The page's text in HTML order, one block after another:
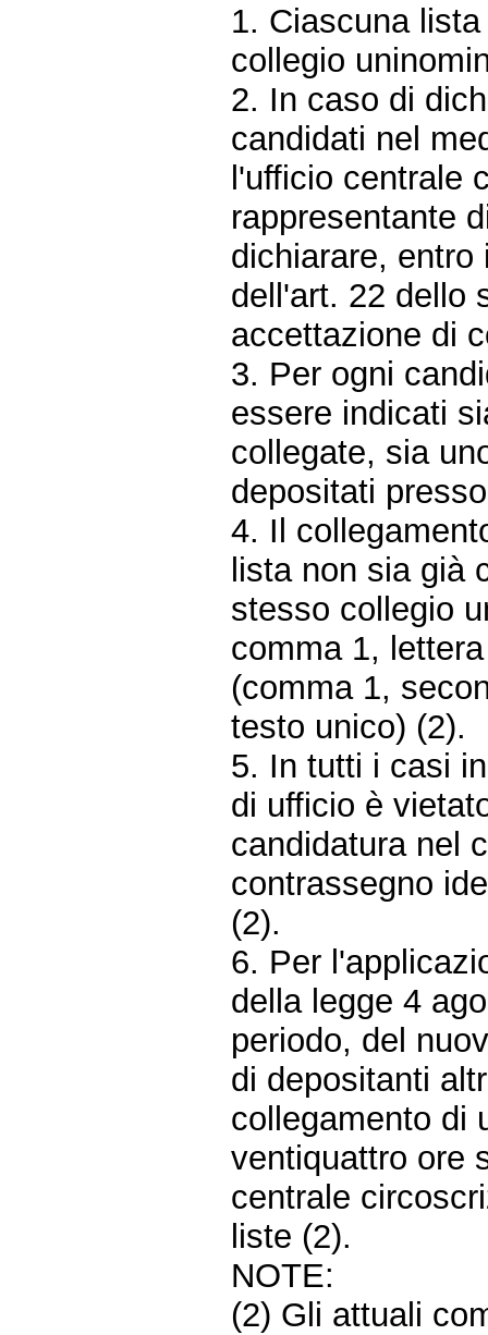
1. Ciascuna
collegio
2. In caso di
candidati nel
l'ufficio centrale
rappresentante
dichiarare,
dell'art. 22 dello
accettazione di
3. Per ogni
essere indicati
collegate, sia
depositati
4. Il
lista non sia già
stesso collegio
comma 1,
(comma 1,
testo unico) (2).
5. In tutti i casi
di ufficio è
candidatura nel
contrassegno
(2).
6. Per
della legge 4
periodo, del
di depositanti
collegamento di
ventiquattro ore
centrale
liste (2).
NOTE:
(2) Gli attuali